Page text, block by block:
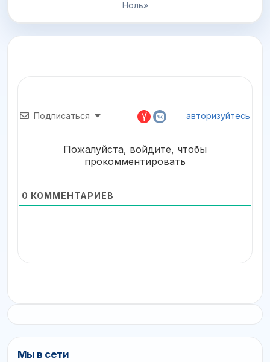
Ноль»
Подписаться авторизуйтесь
Пожалуйста, войдите, чтобы
прокомментировать
0 КОММЕНТАРИЕВ
Мы в сети